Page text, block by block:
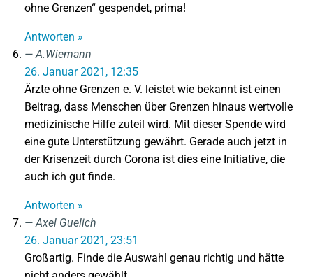
ohne Grenzen“ gespendet, prima!
Antworten »
A.Wiemann
26. Januar 2021, 12:35
Ärzte ohne Grenzen e. V. leistet wie bekannt ist einen
Beitrag, dass Menschen über Grenzen hinaus wertvolle
medizinische Hilfe zuteil wird. Mit dieser Spende wird
eine gute Unterstützung gewährt. Gerade auch jetzt in
der Krisenzeit durch Corona ist dies eine Initiative, die
auch ich gut finde.
Antworten »
Axel Guelich
26. Januar 2021, 23:51
Großartig. Finde die Auswahl genau richtig und hätte